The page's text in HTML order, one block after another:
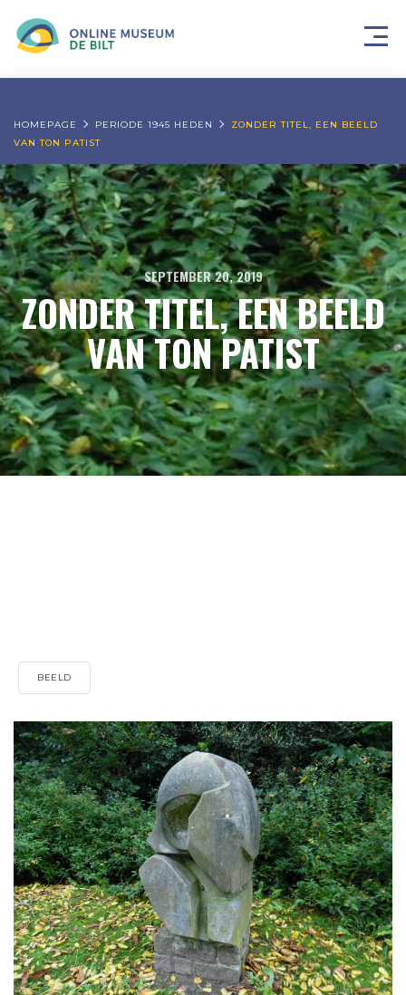
HOMEPAGE PERIODE 1945 HEDEN
ZONDER TITEL, EEN BEELD
VAN TON PATIST
SEPTEMBER 20, 2019
ZONDER TITEL, EEN BEELD
VAN TON PATIST
BEELD